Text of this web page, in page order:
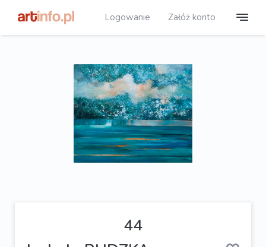
Logowanie Załóż konto
44